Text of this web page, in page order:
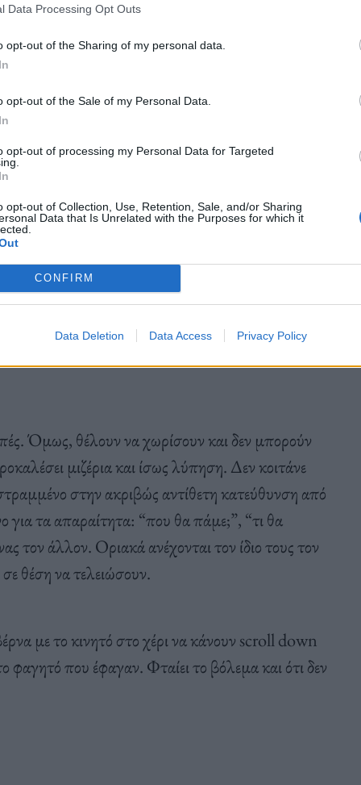
Data Processing Opt Outs
opt-out of the Sharing of my personal data.
opt-out of the Sale of my Personal Data.
opt-out of processing my Personal Data for Targeted
opt-out of Collection, Use, Retention, Sale, and/or Sharing
Data that Is Unrelated with the Purposes for which it
CONFIRM
Data Deletion Data Access Privacy Policy
έρωτά τους. Σε άλλες περιπτώσεις
να ζωηρεύει η τρεμάμενη φλόγα στη σχέση
που πρέπει να τον πατήσεις πάνω από 5 φορές
επόμενη φορά δεν θα ανάψει. Έτσι, είναι και
για να μπει το υγρό ώστε να αρχίσουν να
ηλιοβασιλέματα και ίσως κάποιες
τη σύνδεση που έχει χαθεί.
Όμως, θέλουν να χωρίσουν και δεν μπορούν
μιζέρια και ίσως λύπηση. Δεν κοιτάνε
στην ακριβώς αντίθετη κατεύθυνση από
για τα απαραίτητα: “που θα πάμε;”, “τι θα
τον άλλον. Οριακά ανέχονται τον ίδιο τους τον
θέση να τελειώσουν.
με το κινητό στο χέρι να κάνουν scroll down
φαγητό που έφαγαν. Φταίει το βόλεμα και ότι δεν